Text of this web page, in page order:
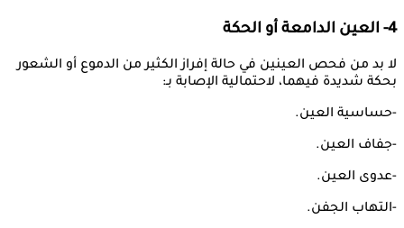
4- العين الدامعة أو الحكة
لا بد من فحص العينين في حالة إفراز الكثير من الدموع أو الشعور
بحكة شديدة فيهما، لاحتمالية الإصابة بـ:
-حساسية العين.
-جفاف العين.
-عدوى العين.
-التهاب الجفن.